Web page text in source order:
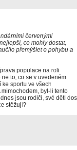
červenými
co mohly dostat,
přemýšlet o pohybu a
populace na roli
to, co se v uvedeném
sportu ve všech
byl-li tento
jsou rodiči, své děti
stěžují?